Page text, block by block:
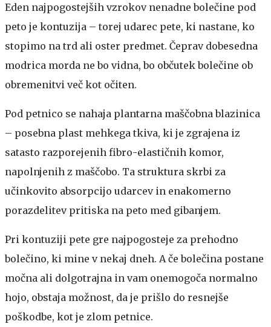
Eden najpogostejših vzrokov nenadne bolečine pod
peto je kontuzija – torej udarec pete, ki nastane, ko
stopimo na trd ali oster predmet. Čeprav dobesedna
modrica morda ne bo vidna, bo občutek bolečine ob
obremenitvi več kot očiten.
Pod petnico se nahaja plantarna maščobna blazinica
– posebna plast mehkega tkiva, ki je zgrajena iz
satasto razporejenih fibro-elastičnih komor,
napolnjenih z maščobo. Ta struktura skrbi za
učinkovito absorpcijo udarcev in enakomerno
porazdelitev pritiska na peto med gibanjem.
Pri kontuziji pete gre najpogosteje za prehodno
bolečino, ki mine v nekaj dneh. A če bolečina postane
močna ali dolgotrajna in vam onemogoča normalno
hojo, obstaja možnost, da je prišlo do resnejše
poškodbe, kot je zlom petnice.